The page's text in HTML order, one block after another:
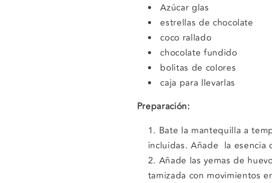
Azúcar glas
estrellas de chocolate
coco rallado
chocolate fundido
bolitas de colores
caja para llevarlas
Preparación:
Bate la mantequilla a
incluidas. Añade la esencia
Añade las yemas de
tamizada con movimientos